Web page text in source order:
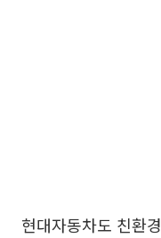
현대자동차도 친환